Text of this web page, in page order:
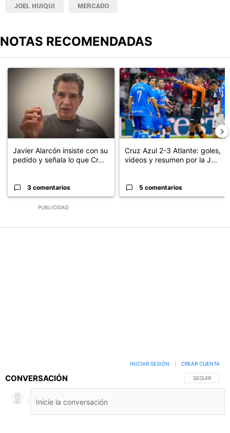
JOEL HUIQUI MERCADO
NOTAS RECOMENDADAS
PUBLICIDAD
Un artículo de tendencia con el título "Javier Alarcón insiste con
Javier Alarcón insiste con su
pedido y señala lo que Cr...
3 comentarios
Un artículo de tendencia con el
Cruz Azul 2-3 Atlante: goles,
videos y resumen por la J...
5 comentarios
CONVERSACIÓN SIGA ESTA
SEGUIR
INICIAR SESIÓN CREAR CUENTA